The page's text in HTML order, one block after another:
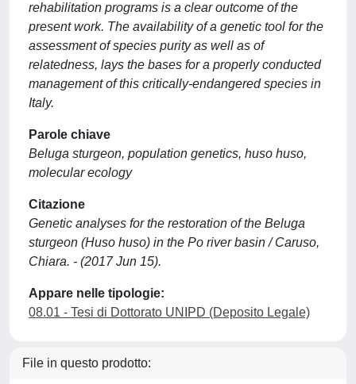
rehabilitation programs is a clear outcome of the
present work. The availability of a genetic tool for the
assessment of species purity as well as of
relatedness, lays the bases for a properly conducted
management of this critically-endangered species in
Italy.
Parole chiave
Beluga sturgeon, population genetics, huso huso,
molecular ecology
Citazione
Genetic analyses for the restoration of the Beluga
sturgeon (Huso huso) in the Po river basin / Caruso,
Chiara. - (2017 Jun 15).
Appare nelle tipologie:
08.01 - Tesi di Dottorato UNIPD (Deposito Legale)
File in questo prodotto: